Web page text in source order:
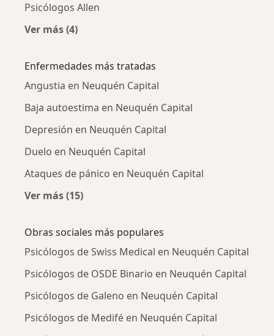
Psicólogos Allen
Ver más (4)
Enfermedades más tratadas
Angustia en Neuquén Capital
Baja autoestima en Neuquén Capital
Depresión en Neuquén Capital
Duelo en Neuquén Capital
Ataques de pánico en Neuquén Capital
Ver más (15)
Obras sociales más populares
Psicólogos de Swiss Medical en Neuquén Capital
Psicólogos de OSDE Binario en Neuquén Capital
Psicólogos de Galeno en Neuquén Capital
Psicólogos de Medifé en Neuquén Capital